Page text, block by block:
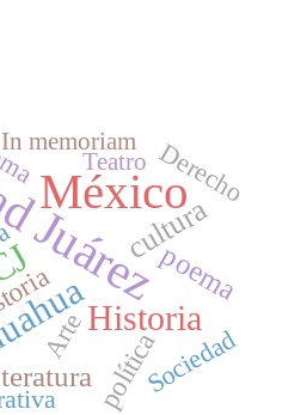
México
Historia
cultura
poema
política
Arte Sociedad
Derecho
Teatro
In memoriam